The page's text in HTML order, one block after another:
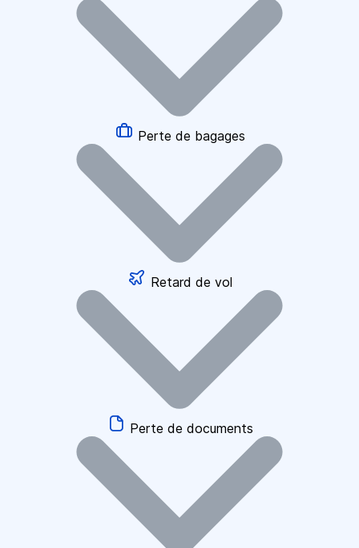
Perte de bagages
Retard de vol
Perte de documents